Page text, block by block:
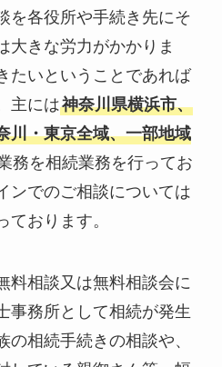
を各役所や手続き先にそ
大きな労力がかかりま
たいということであれば
主には神奈川県横浜市、
川・東京全域、一部地域
務を相続業務を行ってお
ンでのご相談については
おります。
相談又は無料相談会に
事務所として相続が発生
の相続手続きの相談や、